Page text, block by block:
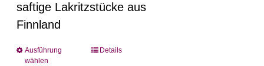
der
gewählt
saftige Lakritzstücke aus
Finnland
Ausführung
wählen
Dieses
Details